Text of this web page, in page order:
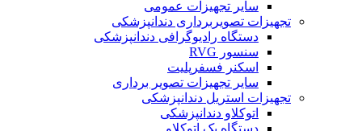
سایر تجهیزات عمومی
تجهیزات تصویربرداری دندانپزشکی
دستگاه رادیوگرافی دندانپزشکی
سنسور RVG
اسکنر فسفرپلیت
سایر تجهیزات تصویر برداری
تجهیزات استریل دندانپزشکی
اتوکلاو دندانپزشکی
دستگاه پک اتوکلاو